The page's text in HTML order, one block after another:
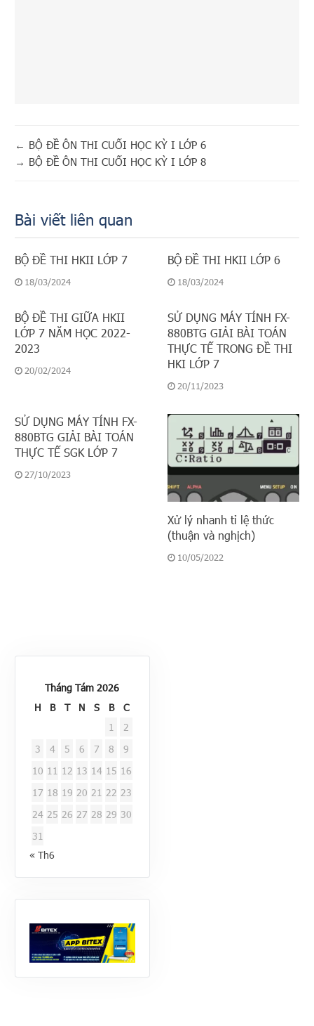
← BỘ ĐỀ ÔN THI CUỐI HỌC KỲ I LỚP 6
→ BỘ ĐỀ ÔN THI CUỐI HỌC KỲ I LỚP 8
Bài viết liên quan
BỘ ĐỀ THI HKII LỚP 7
18/03/2024
BỘ ĐỀ THI HKII LỚP 6
18/03/2024
BỘ ĐỀ THI GIỮA HKII
LỚP 7 NĂM HỌC 2022-
2023
20/02/2024
SỬ DỤNG MÁY TÍNH FX-
880BTG GIẢI BÀI TOÁN
THỰC TẾ TRONG ĐỀ THI
HKI LỚP 7
20/11/2023
SỬ DỤNG MÁY TÍNH FX-
880BTG GIẢI BÀI TOÁN
THỰC TẾ SGK LỚP 7
27/10/2023
Xử lý nhanh tỉ lệ thức
(thuận và nghịch)
10/05/2022
Tháng Tám 2026
H
B T N S B
C
1
2
3
4 5 6 7 8
9
10 11 12 13 14 15 16
17 18 19 20 21 22 23
24 25 26 27 28 29 30
31
« Th6